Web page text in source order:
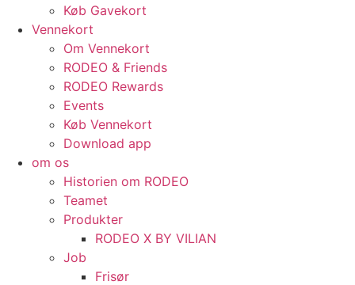
Køb Gavekort
Vennekort
Om Vennekort
RODEO & Friends
RODEO Rewards
Events
Køb Vennekort
Download app
om os
Historien om RODEO
Teamet
Produkter
RODEO X BY VILIAN
Job
Frisør